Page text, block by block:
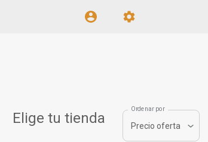
Elige tu tienda
Ordenar por
Precio oferta